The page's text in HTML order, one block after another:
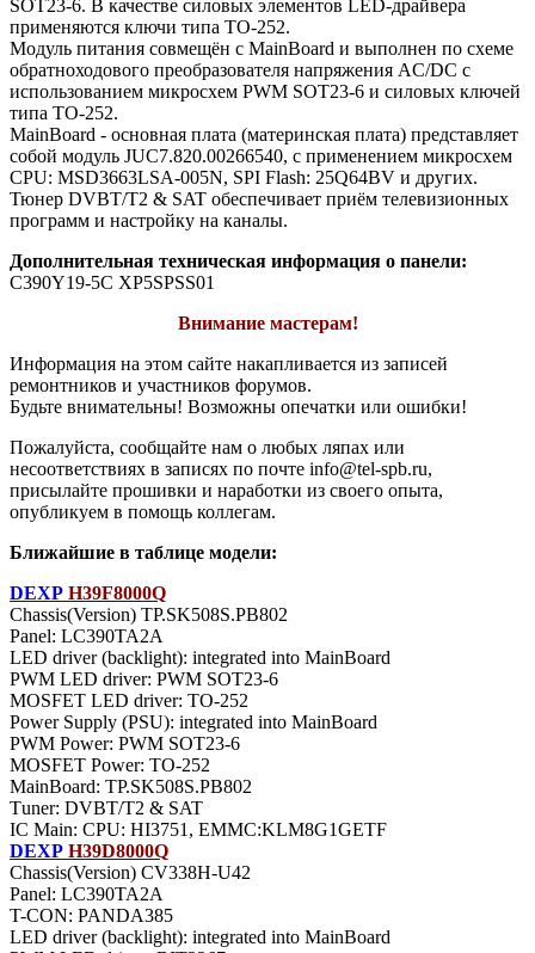
SOT23-6. В качестве силовых элементов LED-драйвера
применяются ключи типа TO-252.
Модуль питания совмещён с MainBoard и выполнен по схеме
обратноходового преобразователя напряжения AC/DC c
использованием микросхем PWM SOT23-6 и силовых ключей
типа TO-252.
MainBoard - основная плата (материнская плата) представляет
собой модуль JUC7.820.00266540, с применением микросхем
CPU: MSD3663LSA-005N, SPI Flash: 25Q64BV и других.
Тюнер DVBT/T2 & SAT обеспечивает приём телевизионных
программ и настройку на каналы.
Дополнительная техническая информация о панели:
C390Y19-5C XP5SPSS01
Внимание мастерам!
Информация на этом сайте накапливается из записей
ремонтников и участников форумов.
Будьте внимательны! Возможны опечатки или ошибки!
Пожалуйста, сообщайте нам о любых ляпах или
несоответствиях в записях по почте info@tel-spb.ru,
присылайте прошивки и наработки из своего опыта,
опубликуем в помощь коллегам.
Ближайшие в таблице модели:
DEXP H39F8000Q
Chassis(Version) TP.SK508S.PB802
Panel: LC390TA2A
LED driver (backlight): integrated into MainBoard
PWM LED driver: PWM SOT23-6
MOSFET LED driver: TO-252
Power Supply (PSU): integrated into MainBoard
PWM Power: PWM SOT23-6
MOSFET Power: TO-252
MainBoard: TP.SK508S.PB802
Тuner: DVBT/T2 & SAT
IC Main: CPU: HI3751, EMMC:KLM8G1GETF
DEXP H39D8000Q
Chassis(Version) CV338H-U42
Panel: LC390TA2A
T-CON: PANDA385
LED driver (backlight): integrated into MainBoard